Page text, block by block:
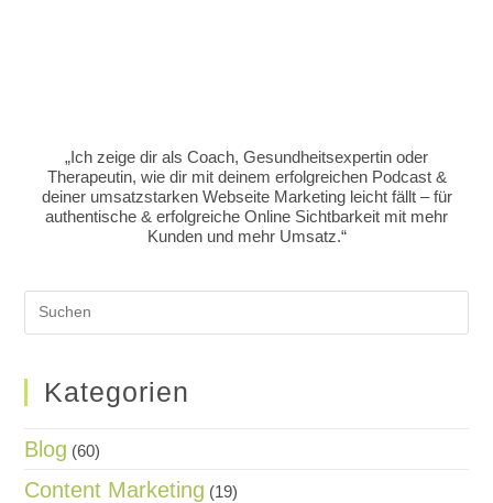
„Ich zeige dir als Coach, Gesundheitsexpertin oder
Therapeutin, wie dir mit deinem erfolgreichen Podcast &
deiner umsatzstarken Webseite Marketing leicht fällt – für
authentische & erfolgreiche Online Sichtbarkeit mit mehr
Kunden und mehr Umsatz.“
Kategorien
Blog (60)
Content Marketing (19)